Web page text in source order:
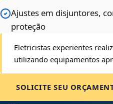
Ajustes em disjuntores,
proteção
Eletricistas experientes
utilizando equipamentos
SOLICITE SEU